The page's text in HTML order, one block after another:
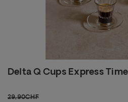
Delta Q Cups Express
29,90CHF